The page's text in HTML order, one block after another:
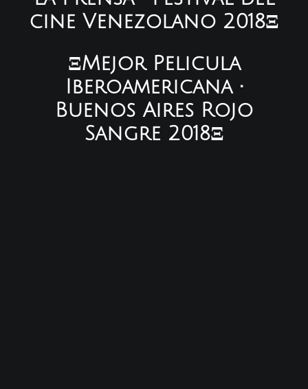
cine Venezolano 2018Ξ
ΞMejor Pelicula
Iberoamericana •
Buenos Aires Rojo
Sangre 2018Ξ